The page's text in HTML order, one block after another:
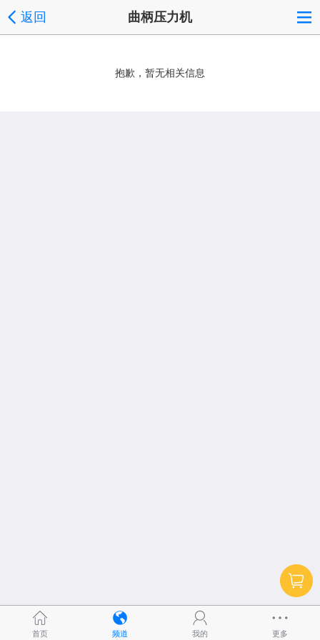
返回 曲柄压力机
抱歉，暂无相关信息
首页 频道 我的 更多